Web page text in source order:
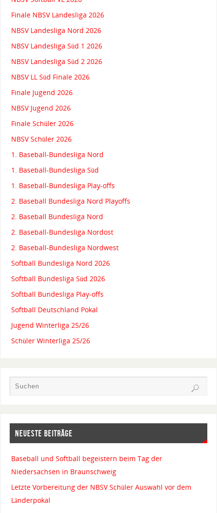
Finale NBSV Landesliga 2026
NBSV Landesliga Nord 2026
NBSV Landesliga Süd 1 2026
NBSV Landesliga Süd 2 2026
NBSV LL Süd Finale 2026
Finale Jugend 2026
NBSV Jugend 2026
Finale Schüler 2026
NBSV Schüler 2026
1. Baseball-Bundesliga Nord
1. Baseball-Bundesliga Süd
1. Baseball-Bundesliga Play-offs
2. Baseball Bundesliga Nord Playoffs
2. Baseball Bundesliga Nord
2. Baseball-Bundesliga Nordost
2. Baseball-Bundesliga Nordwest
Softball Bundesliga Nord 2026
Softball Bundesliga Süd 2026
Softball Bundesliga Play-offs
Softball Deutschland Pokal
Jugend Winterliga 25/26
Schüler Winterliga 25/26
NEUESTE BEITRÄGE
Baseball und Softball begeistern beim Tag der
Niedersachsen in Braunschweig
Letzte Vorbereitung der NBSV Schüler Auswahl vor dem
Länderpokal